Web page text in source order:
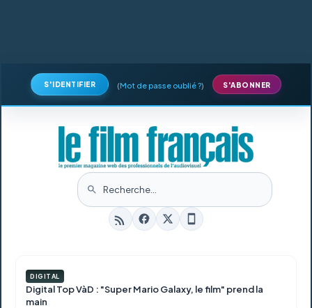
S'IDENTIFIER (Mot de passe oublié ?) S'ABONNER
DIGITAL
Digital Top VàD : "Super Mario Galaxy, le film" prend la
main